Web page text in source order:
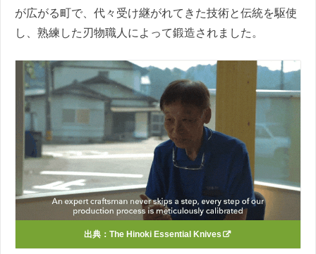
が広がる町で、代々受け継がれてきた技術と伝統を駆使
し、熟練した刃物職人によって鍛造されました。
出典： The Hinoki Essential Knives